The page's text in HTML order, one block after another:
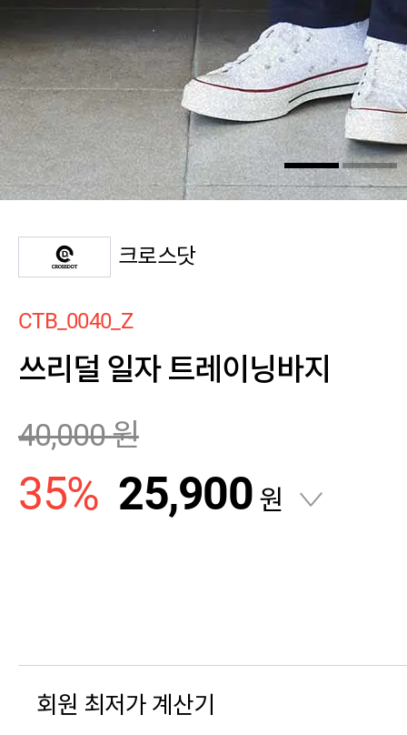
크로스닷
CTB_0040_Z
쓰리덜 일자 트레이닝바지
40,000원
35% 25,900 원
회원 최저가 계산기